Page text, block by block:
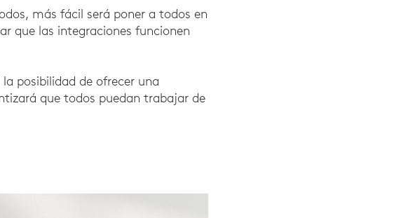
más fácil será poner a todos en
que las integraciones funcionen
posibilidad de ofrecer una
que todos puedan trabajar de